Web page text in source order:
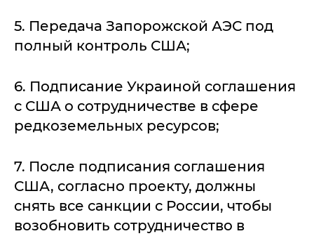
5. Передача Запорожской АЭС под
полный контроль США;
6. Подписание Украиной соглашения
с США о сотрудничестве в сфере
редкоземельных ресурсов;
7. После подписания соглашения
США, согласно проекту, должны
снять все санкции с России, чтобы
возобновить сотрудничество в